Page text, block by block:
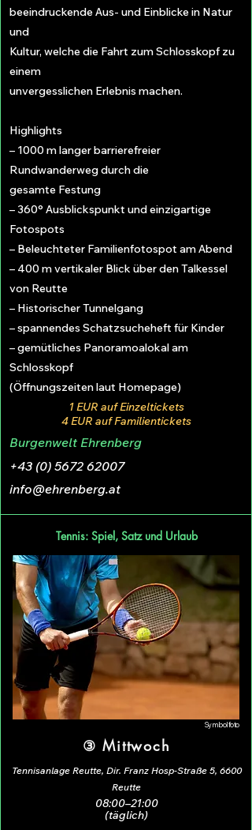
beeindruckende Aus- und Einblicke in Natur
und
Kultur, welche die Fahrt zum Schlosskopf zu
einem
unvergesslichen Erlebnis machen.
Highlights
– 1000 m langer barrierefreier
Rundwanderweg durch die
gesamte Festung
– 360° Ausblickspunkt und einzigartige
Fotospots
– Beleuchteter Familienfotospot am Abend
– 400 m vertikaler Blick über den Talkessel
von Reutte
– Historischer Tunnelgang
– spannendes Schatzsucheheft für Kinder
– gemütliches Panoramoalokal am
Schlosskopf
(Öffnungszeiten laut Homepage)
1 EUR auf Einzeltickets
4 EUR auf Familientickets
Burgenwelt Ehrenberg
+43 (0) 5672 62007
info@ehrenberg.at
Tennis: Spiel, Satz und Urlaub
Symbolfoto
③ Mittwoch
Tennisanlage Reutte, Dir. Franz Hosp-Straße 5, 6600
Reutte
08:00–21:00
(täglich)